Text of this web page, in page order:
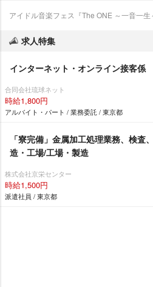
アイドル音楽フェス『The ONE ～一音一
求人特集
インターネット・オンライン接客係
合同会社琉球ネット
時給1,800円
アルバイト・パート / 業務委託 / 東京都
「寮完備」金属加工処理業務、検査
造・工場/工場・製造
株式会社京栄センター
時給1,500円
派遣社員 / 東京都